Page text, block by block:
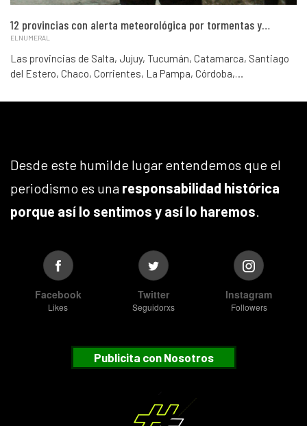
12 provincias con alerta meteorológica por tormentas y…
ELNUMERAL
Las provincias de Salta, Jujuy, Tucumán, Catamarca, Santiago
del Estero, Chaco, Corrientes, La Pampa, Córdoba,…
Desde este humilde lugar entendemos que el
periodismo es una responsabilidad histórica
porque así lo sentimos y así lo haremos.
Facebook
Likes
Twitter
Seguidorxs
Instagram
Followers
Publicita con Nosotros